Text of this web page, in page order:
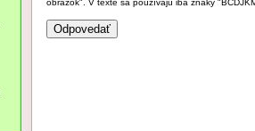
obrázok". V texte sa používajú iba znaky